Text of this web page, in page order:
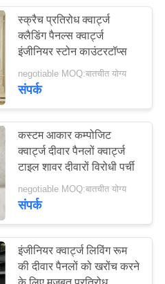
स्टोन
16
स्क्रैच प्रतिरोध क्वार्ट्ज
क्लैडिंग पैनल्स क्वार्ट्ज
इंजीनियर स्टोन काउंटरटॉप्स
negotiable MOQ:बातचीत योग्य
संपर्क
कस्टम आकार कम्पोजिट
क्वार्ट्ज दीवार पैनलों क्वार्ट्ज
टाइल शावर दीवारों विरोधी पर्ची
negotiable MOQ:बातचीत योग्य
संपर्क
इंजीनियर क्वार्ट्ज लिविंग रूम
की दीवार पैनलों को खरोंच करने